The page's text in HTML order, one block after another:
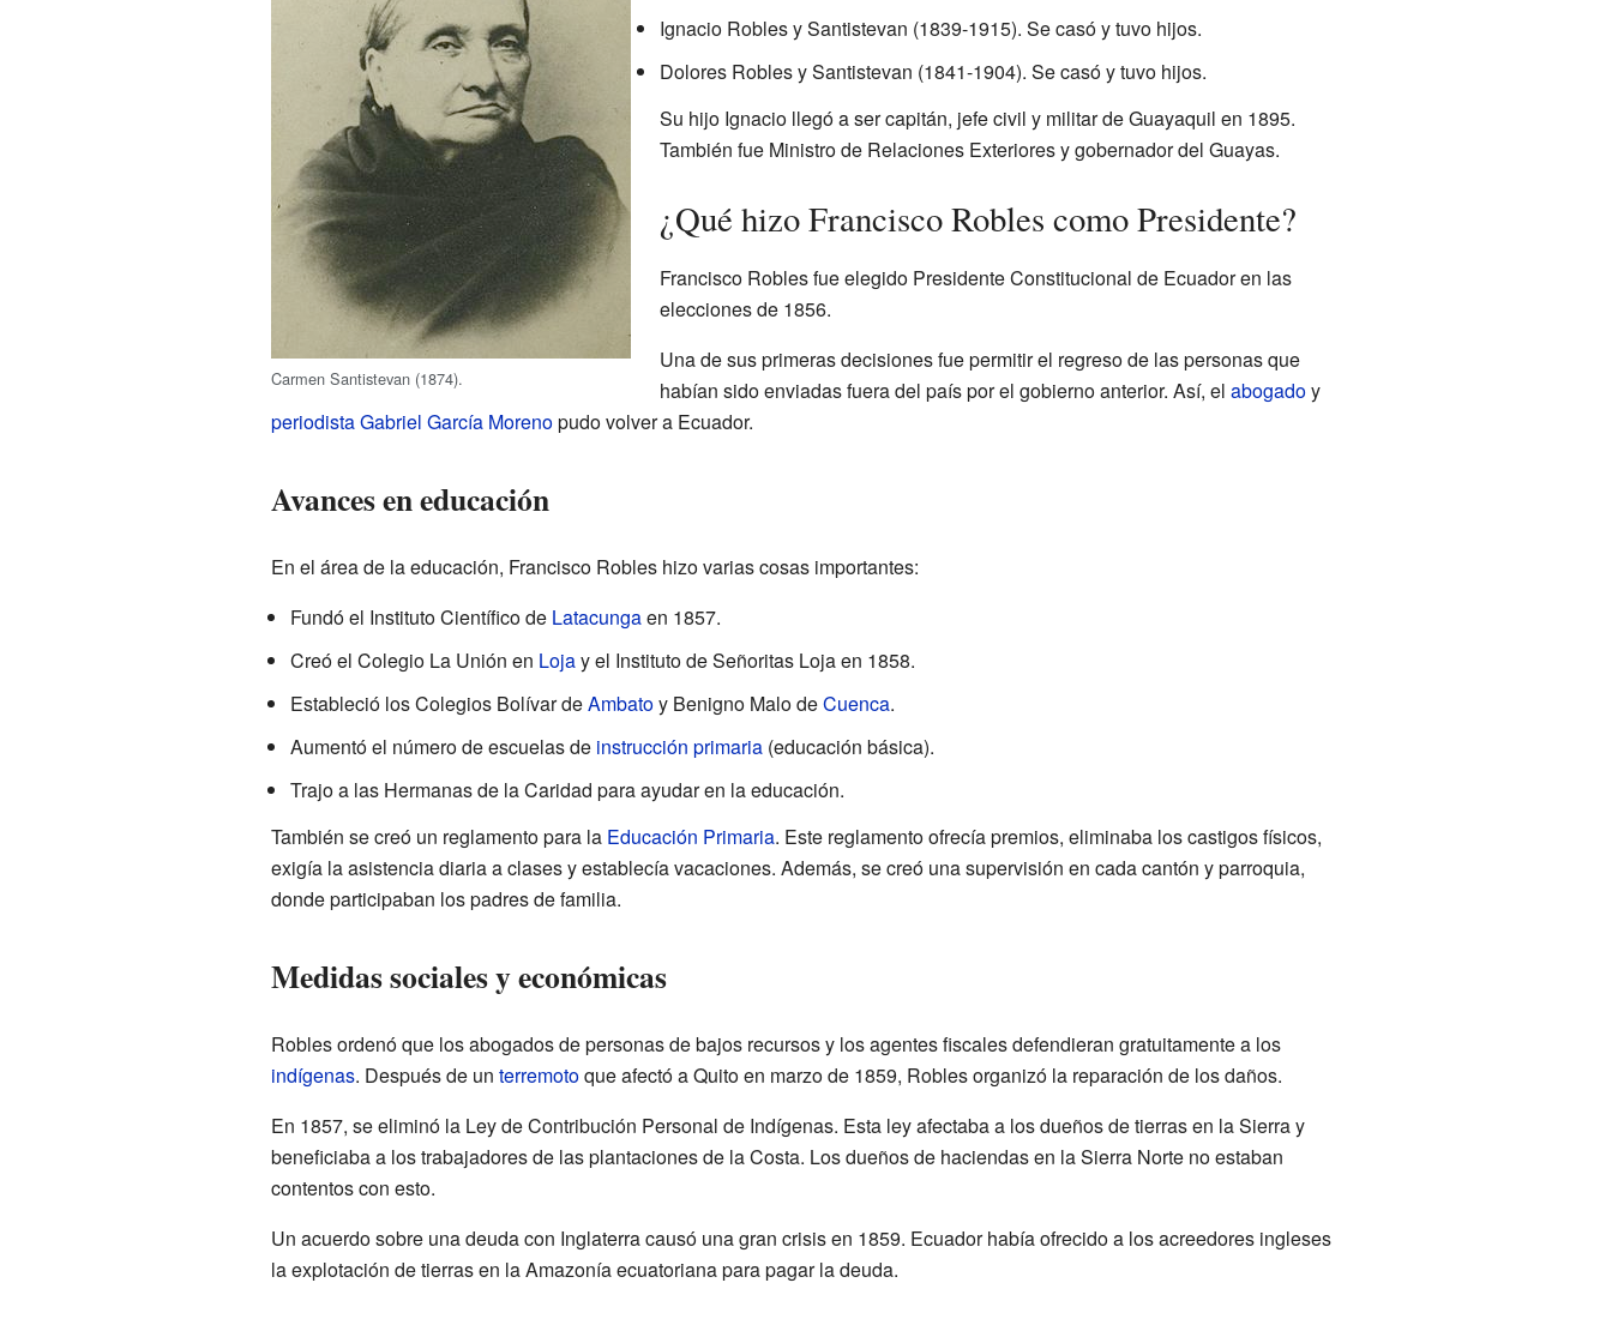
Carmen Santistevan (1874).
Ignacio Robles y Santistevan (1839-1915). Se casó y tuvo hijos.
Dolores Robles y Santistevan (1841-1904). Se casó y tuvo hijos.
Su hijo Ignacio llegó a ser capitán, jefe civil y militar de Guayaquil en 1895.
También fue Ministro de Relaciones Exteriores y gobernador del Guayas.
¿Qué hizo Francisco Robles como Presidente?
Francisco Robles fue elegido Presidente Constitucional de Ecuador en las
elecciones de 1856.
Una de sus primeras decisiones fue permitir el regreso de las personas que
habían sido enviadas fuera del país por el gobierno anterior. Así, el abogadoy
periodistaGabriel García Morenopudo volver a Ecuador.
Avances en educación
En el área de la educación, Francisco Robles hizo varias cosas importantes:
Fundó el Instituto Científico de Latacungaen 1857.
Creó el Colegio La Unión en Lojay el Instituto de Señoritas Loja en 1858.
Estableció los Colegios Bolívar deAmbatoy Benigno Malo deCuenca.
Aumentó el número de escuelas de instrucción primaria(educación básica).
Trajo a las Hermanas de la Caridad para ayudar en la educación.
También se creó un reglamento para la Educación Primaria. Este reglamento ofrecía premios, eliminaba los castigos físicos,
exigía la asistencia diaria a clases y establecía vacaciones. Además, se creó una supervisión en cada cantón y parroquia,
donde participaban los padres de familia.
Medidas sociales y económicas
Robles ordenó que los abogados de personas de bajos recursos y los agentes fiscales defendieran gratuitamente a los
indígenas. Después de un terremotoque afectó a Quito en marzo de 1859, Robles organizó la reparación de los daños.
En 1857, se eliminó la Ley de Contribución Personal de Indígenas. Esta ley afectaba a los dueños de tierras en la Sierra y
beneficiaba a los trabajadores de las plantaciones de la Costa. Los dueños de haciendas en la Sierra Norte no estaban
contentos con esto.
Un acuerdo sobre una deuda con Inglaterra causó una gran crisis en 1859. Ecuador había ofrecido a los acreedores ingleses
la explotación de tierras en la Amazonía ecuatoriana para pagar la deuda.